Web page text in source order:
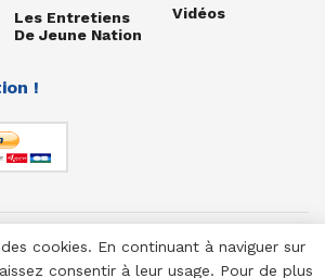
Les Entretiens
De Jeune Nation
Vidéos
!
cookies. En continuant à naviguer sur
consentir à leur usage. Pour de plus